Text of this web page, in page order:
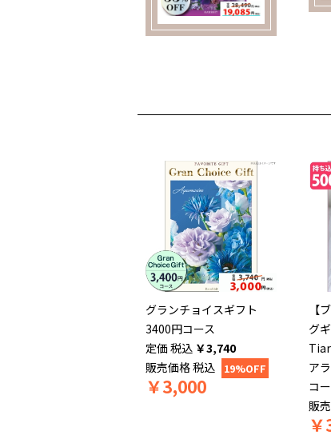
グランチョイスギフト
3400円コース
税込 ￥3,740
販売価格税込
￥3,000
19%OFF
【
グ
ア
コ
販
￥